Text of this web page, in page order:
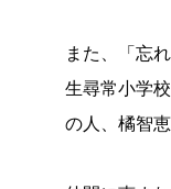
また、「忘
生尋常小学
の人、橘智